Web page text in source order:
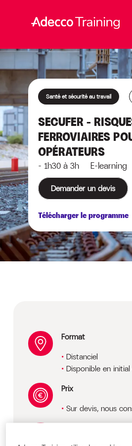
Santé et sécurité au travail
SECUFER –
FERROVIAIRES
OPÉRATEURS
- 1h30 à 3h E-learning
Demander un devis
Télécharger le programme
Format
Distanciel
Disponible en
Prix
Sur devis, nous